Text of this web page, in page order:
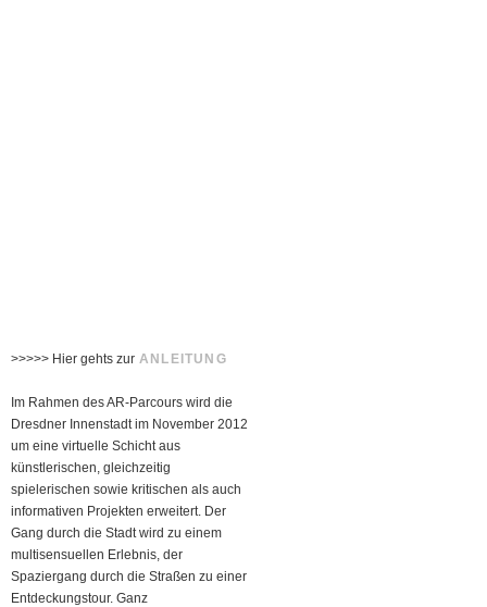
>>>>> Hier gehts zur ANLEITUNG
Im Rahmen des AR-Parcours wird die
Dresdner Innenstadt im November 2012
um eine virtuelle Schicht aus
künstlerischen, gleichzeitig
spielerischen sowie kritischen als auch
informativen Projekten erweitert. Der
Gang durch die Stadt wird zu einem
multisensuellen Erlebnis, der
Spaziergang durch die Straßen zu einer
Entdeckungstour. Ganz